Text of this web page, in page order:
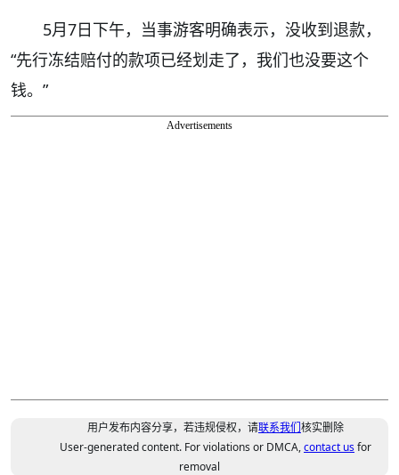
5月7日下午，当事游客明确表示，没收到退款，
“先行冻结赔付的款项已经划走了，我们也没要这个
钱。”
Advertisements
用户发布内容分享，若违规侵权，请联系我们核实删除
User-generated content. For violations or DMCA,contact usfor
removal